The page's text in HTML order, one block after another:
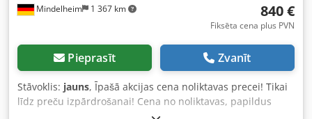
Mindelheim 1 367 km 840 €
Fiksēta cena plus PVN
Pieprasīt Zvanīt
Stāvoklis: jauns, Īpašā akcijas cena noliktavas precei! Tikai
līdz preču izpārdrošanai! Cena no noliktavas, papildus
PVN. Lentes slīpmašīna: Bernardo Tips / Modelis: MS 150 x